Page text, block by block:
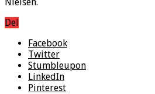
Del
Facebook
Twitter
Stumbleupon
LinkedIn
Pinterest